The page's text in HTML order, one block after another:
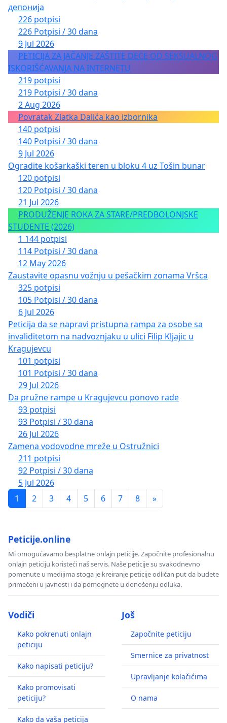
депонија
226 potpisi
226 Potpisi / 30 dana
9 Jul 2026
PETICIJA ZA JAČANJE ZAŠTITE DECE OD SEKSUALNOG
ISKORIŠĆAVANJA NA INTERNETU
219 potpisi
219 Potpisi / 30 dana
2 Aug 2026
Povratak Zlatka Dalića kao izbornika
140 potpisi
140 Potpisi / 30 dana
9 Jul 2026
Ogradite košarkaški teren u bloku 4 uz Tošin bunar
120 potpisi
120 Potpisi / 30 dana
21 Jul 2026
PRODUŽENJE ROKA ZA STARE/PREDBOLONJSKE
STUDENTE (2026)
1 144 potpisi
114 Potpisi / 30 dana
12 May 2026
Zaustavite opasnu vožnju u pešačkim zonama Vršca
325 potpisi
105 Potpisi / 30 dana
6 Jul 2026
Peticija da se napravi pristupna rampa za osobe sa
invaliditetom na nadvoznjaku u ulici Filip Kljajic u
Kragujevcu
101 potpisi
101 Potpisi / 30 dana
29 Jul 2026
Da pružne rampe u Kragujevcu ponovo rade
93 potpisi
93 Potpisi / 30 dana
26 Jul 2026
Zamena vodovodne mreže u Ostružnici
211 potpisi
92 Potpisi / 30 dana
5 Jul 2026
1
2 3 4 5 6 7 8 »
Peticije.online
Mi omogućavamo besplatne onlajn peticije. Započnite profesionalnu
onlajn peticiju koristeći naš servis. Naše peticije su svakodnevno
pomenute u medijima stoga je kreiranje peticije odličan put da budete
primećeni u javnosti i da pomognete u donošenju odluka.
Vodiči
Kako pokrenuti onlajn
peticiju
Kako napisati peticiju?
Kako promovisati
peticiju?
Kako da vaša peticija
Još
Započnite peticiju
Smernice za privatnost
Upravljanje kolačićima
O nama